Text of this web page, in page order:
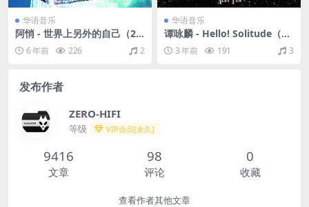
华语音乐
阿悄 - 世界上另外的自己（20
13/FLAC/分轨/266M）
6 年前 226 2
华语音乐
谭咏麟 - Hello! Solitude（19
87/FLAC/分轨/312M）
3 年前 191 3
发布作者
ZERO-HIFI
等级 VIP会员[永久]
9416
文章
98
评论
0
收藏
查看作者其他文章